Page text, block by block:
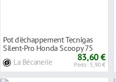
Pot d'échappement Tecnigas
Silent-Pro Honda Scoopy 75
La Bécanerie 83,60 €
Ports : 5,90 €